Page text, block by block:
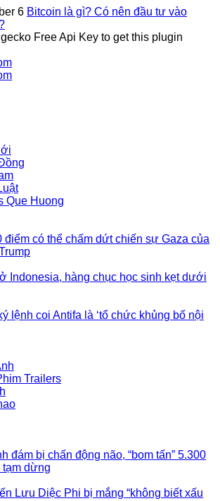
6 Bitcoin là gì? Có nên đầu tư vào
Free Api Key to get this plugin
Que Huong
điểm có thể chấm dứt chiến sự Gaza của
Indonesia, hàng chục học sinh kẹt dưới
lệnh coi Antifa là ‘tổ chức khủng bố nội
Trailers
đám bị chấn động não, “bom tấn” 5.300
tạm dừng
Lưu Diệc Phi bị mắng “không biết xấu